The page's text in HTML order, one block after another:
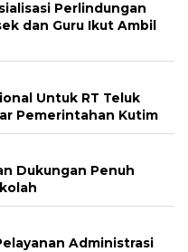
Perlindungan
dan Guru Ikut Ambil
Untuk RT Teluk
Pemerintahan Kutim
Dukungan Penuh
Administrasi